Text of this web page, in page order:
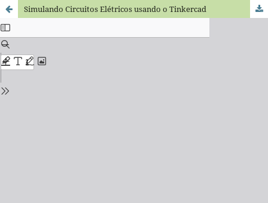
Simulando Circuitos Elétricos usando o Tinkercad